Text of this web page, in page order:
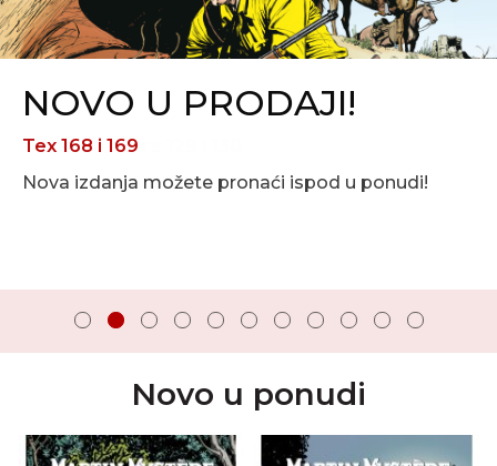
NOVO U PRODAJI!
Tex 168 i 169
Nova izdanja možete pronaći ispod u ponudi!
Novo u ponudi